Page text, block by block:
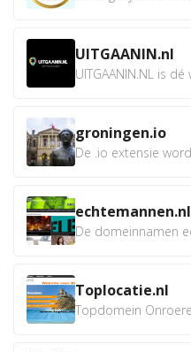
UITGAANIN.nl
groningen.io
echtemannen.nl
Toplocatie.nl